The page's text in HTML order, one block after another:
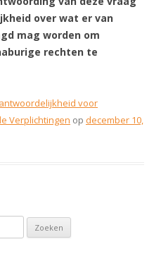
over wat er van
mag worden om
rechten te
voor
Verplichtingen op december 10,